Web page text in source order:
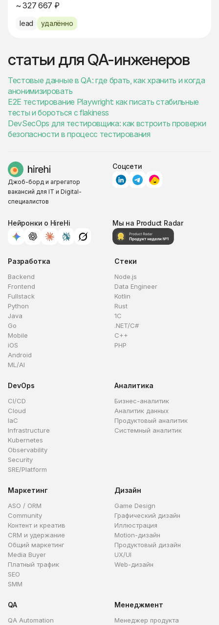
~ 327 667 ₽
lead удалённо
статьи для QA-инженеров
Тестовые данные в QA: где брать, как хранить и когда
анонимизировать
E2E тестирование Playwright: как писать стабильные
тесты и бороться с flakiness
DevSecOps для тестировщика: как встроить проверки
безопасности в процесс тестирования
Джоб-борд и агрегатор
вакансий для IT и Digital-
специалистов
Соцсети
Нейронки о HireHi Мы на Product Radar
Разработка
Backend
Frontend
Fullstack
Python
Java
Go
Mobile
iOS
Android
ML/AI
Стеки
Node.js
Data Engineer
Kotlin
Rust
1C
.NET/C#
C++
PHP
DevOps
CI/CD
Cloud
IaC
Infrastructure
Kubernetes
Observability
Security
SRE/Platform
Аналитика
Бизнес-аналитик
Аналитик данных
Продуктовый аналитик
Системный аналитик
Маркетинг
ASO / ORM
Community
Контент и креатив
CRM и удержание
Общий маркетинг
Media Buyer
Платный трафик
SEO
SMM
Дизайн
Game Design
Графический дизайн
Иллюстрация
Motion-дизайн
Продуктовый дизайн
UX/UI
Web-дизайн
QA
QA Automation
Менеджмент
Менеджер продукта